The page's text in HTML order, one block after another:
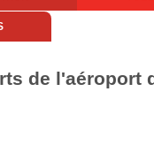
de l'aéroport